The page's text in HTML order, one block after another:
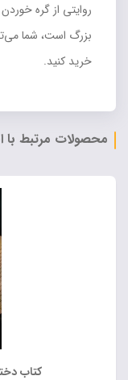
روایتی از گره
بزرگ است، شما
خرید کنید.
محصولات مرتبط با
کتاب